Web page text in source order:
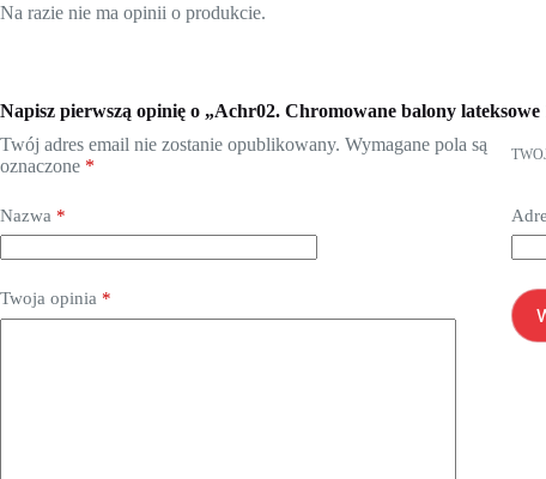
Na razie nie ma opinii o produkcie.
Napisz pierwszą opinię o „Achr02. Chromowane balony
Twój adres email nie zostanie opublikowany. Wymagane pola są
oznaczone *
Nazwa *
Twoja opinia *